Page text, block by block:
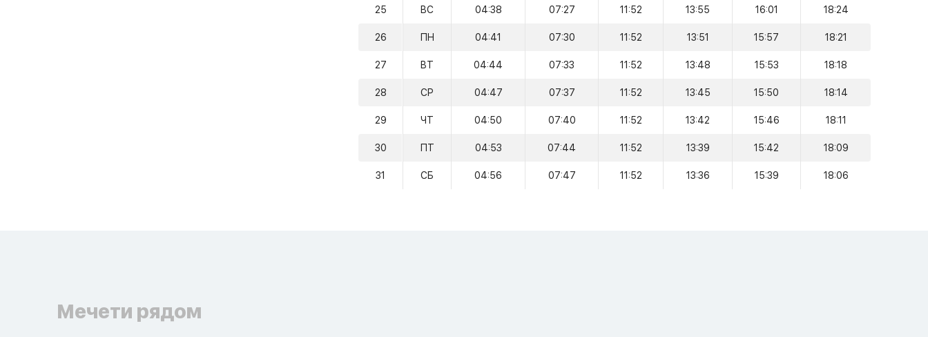
25 ВС 04:38 07:27 11:52 13:55 16:01 18:24
26 ПН 04:41 07:30 11:52 13:51 15:57 18:21
27 ВТ 04:44 07:33 11:52 13:48 15:53 18:18
28 СР 04:47 07:37 11:52 13:45 15:50 18:14
29 ЧТ 04:50 07:40 11:52 13:42 15:46 18:11
30 ПТ 04:53 07:44 11:52 13:39 15:42 18:09
31 СБ 04:56 07:47 11:52 13:36 15:39 18:06
Мечети рядом